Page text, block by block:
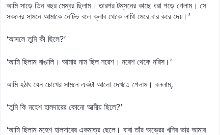
আমি সাড়ে তিন বছর মেম্বর ছিলাম। তারপর টম্‌সনের কাছে ধরা পড়ে গেলাম। সে
সকলের সামনে আমাকে নেটিভ বলে ক্লাব থেকে লাথি মেরে বার করে দেয়।’
‘আসলে তুমি কী ছিলে?’
‘আমি ছিলাম বাঙালি। আমার নাম ছিল নরেশ। নরেশ থেকে নরিস।’
আমি হঠাৎ যেন চোখের সামনে একটা আলো দেখতে পেলাম। বললাম,
‘তুমি কি মহেশ হালদারের কোনো আত্মীয় ছিলে?’
‘আমি ছিলাম মহেশ হালদারের একমাত্র ছেলে। বাবা তাঁর অভ্রের খনির ভার আমার